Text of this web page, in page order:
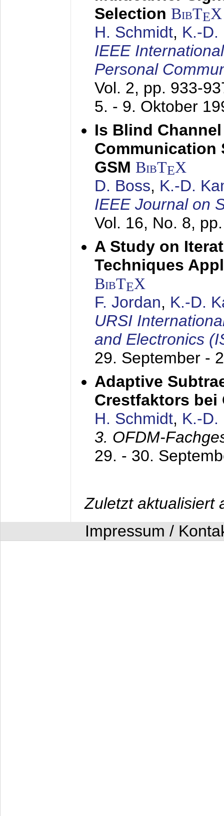
Selection BibTEX
H. Schmidt, K.-D.
IEEE
Personal
Vol. 2, pp. 933-
5. - 9. Oktober
Is Blind
Communication
GSM BibTEX
D. Boss, K.-D.
IEEE Journal on
Vol. 16, No. 8,
A Study on
Techniques
BibTEX
F. Jordan, K.-D.
URSI
and Electronics
29. September -
Adaptive
Crestfaktors bei
H. Schmidt, K.-D.
3. OFDM-
29. - 30.
Zuletzt aktualisiert
Impressum /